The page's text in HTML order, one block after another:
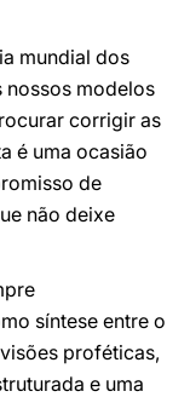
mundial dos
nossos modelos
corrigir as
é uma ocasião
de
não deixe
síntese entre o
proféticas,
e uma